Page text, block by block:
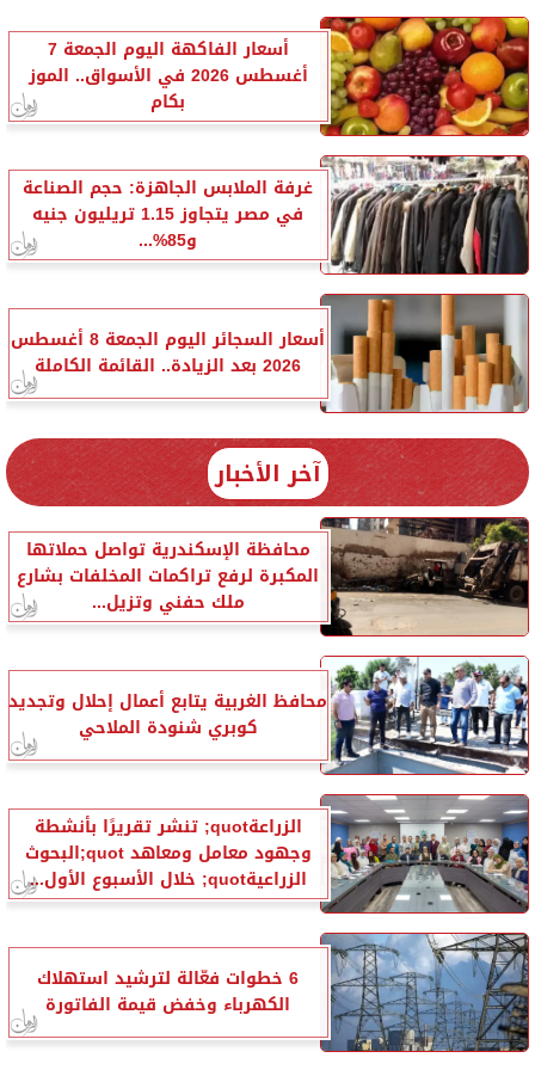
أسعار الفاكهة اليوم الجمعة 7
أغسطس 2026 في الأسواق.. الموز
بكام
غرفة الملابس الجاهزة: حجم الصناعة
في مصر يتجاوز 1.15 تريليون جنيه
و85%...
أسعار السجائر اليوم الجمعة 8 أغسطس
2026 بعد الزيادة.. القائمة الكاملة
آخر الأخبار
محافظة الإسكندرية تواصل حملاتها
المكبرة لرفع تراكمات المخلفات بشارع
ملك حفني وتزيل...
محافظ الغربية يتابع أعمال إحلال وتجديد
كوبري شنودة الملاحي
الزراعةquot; تنشر تقريرًا بأنشطة
وجهود معامل ومعاهد quot;البحوث
الزراعيةquot; خلال الأسبوع الأول...
6 خطوات فعّالة لترشيد استهلاك
الكهرباء وخفض قيمة الفاتورة